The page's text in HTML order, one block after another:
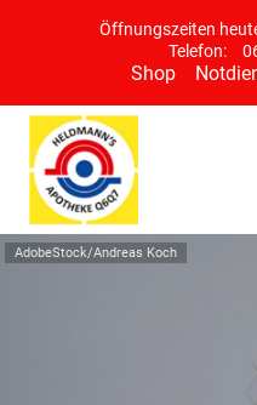
Öffnungszeiten
Telefon:
Shop
AdobeStock/Andreas Koch